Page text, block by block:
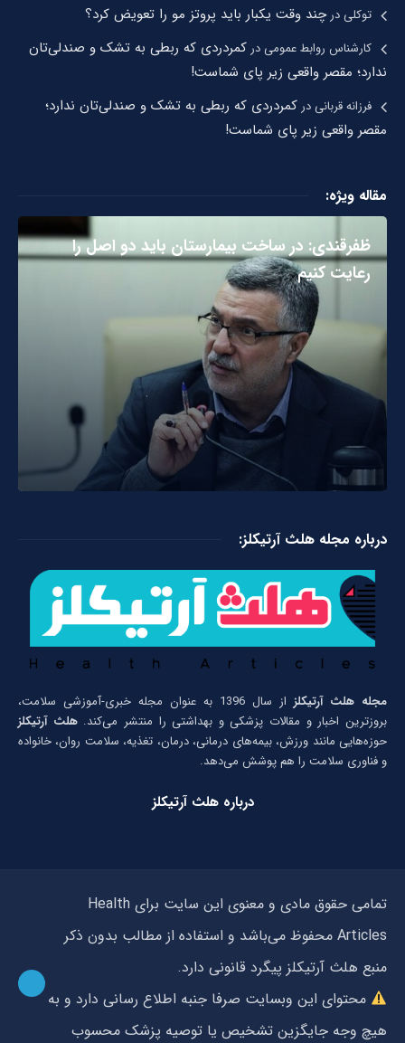
توکلیدرچند وقت یکبار باید پروتز مو را تعویض کرد؟
کارشناس روابط عمومیدر کمردردی که ربطی به تشک و صندلی‌تان
ندارد؛ مقصر واقعی زیر پای شماست!
فرزانه قربانیدر کمردردی که ربطی به تشک و صندلی‌تان ندارد؛
مقصر واقعی زیر پای شماست!
مقاله ویژه:
ظفرقندی: در ساخت بیمارستان باید دو اصل را
رعایت کنیم
درباره مجله هلث آرتیکلز:
مجله هلث آرتیکلز
از سال 1396 به عنوان مجله خبری-آموزشی سلامت،
بروزترین اخبار و مقالات پزشکی و بهداشتی را منتشر می‌کند.هلث آرتیکلز
حوزه‌هایی مانند ورزش، بیمه‌های درمانی، درمان، تغذیه، سلامت روان، خانواده
و فناوری سلامت را هم پوشش می‌دهد.
درباره هلث آرتیکلز
تمامی حقوق مادی و معنوی این سایت برای Health
Articles محفوظ می‌باشد و استفاده از مطالب بدون ذکر
منبع هلث آرتیکلز پیگرد قانونی دارد.
محتوای این وبسایت صرفا جنبه اطلاع رسانی دارد و به
هیچ وجه جایگزین تشخیص یا توصیه پزشک محسوب